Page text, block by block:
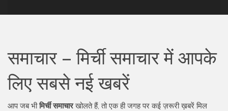
समाचार – मिर्ची समाचार में आपके
लिए सबसे नई खबरें
आप जब भीमिर्ची समाचारखोलते हैं, तो एक ही जगह पर कई ज़रूरी ख़बरें मिल